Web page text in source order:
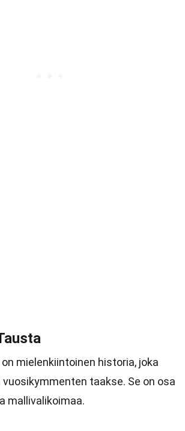
mielenkiintoinen historia, joka
taakse. Se on osa
mallivalikoimaa.